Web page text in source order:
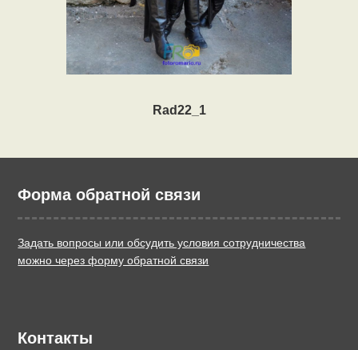
Rad22_1
Форма обратной связи
Задать вопросы или обсудить условия сотрудничества
можно через форму обратной связи
Контакты